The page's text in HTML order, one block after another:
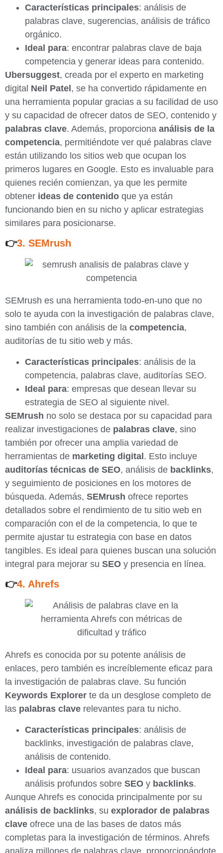
Características principales: análisis de
palabras clave, sugerencias, análisis de tráfico
orgánico.
Ideal para: encontrar palabras clave de baja
competencia y generar ideas para contenido.
Ubersuggest, creada por el experto en marketing
digital Neil Patel , se ha convertido rápidamente en
una herramienta popular gracias a su facilidad de uso
y su capacidad de ofrecer datos de SEO, contenido y
palabras clave. Además, proporciona análisis de la
competencia, permitiéndote ver qué palabras clave
están utilizando los sitios web que ocupan los
primeros lugares en Google. Esto es invaluable para
quienes recién comienzan, ya que les permite
obtener ideas de contenido que ya están
funcionando bien en su nicho y aplicar estrategias
similares para posicionarse.
👉3. SEMrush
SEMrush es una herramienta todo-en-uno que no
solo te ayuda con la investigación de palabras clave,
sino también con análisis de la competencia,
auditorías de tu sitio web y más.
Características principales: análisis de la
competencia, palabras clave, auditorías SEO.
Ideal para: empresas que desean llevar su
estrategia de SEO al siguiente nivel.
SEMrush no solo se destaca por su capacidad para
realizar investigaciones de palabras clave, sino
también por ofrecer una amplia variedad de
herramientas de marketing digital. Esto incluye
auditorías técnicas de SEO, análisis de backlinks,
y seguimiento de posiciones en los motores de
búsqueda. Además, SEMrush ofrece reportes
detallados sobre el rendimiento de tu sitio web en
comparación con el de la competencia, lo que te
permite ajustar tu estrategia con base en datos
tangibles. Es ideal para quienes buscan una solución
integral para mejorar su SEO y presencia en línea.
👉4. Ahrefs
Ahrefs es conocida por su potente análisis de
enlaces, pero también es increíblemente eficaz para
la investigación de palabras clave. Su función
Keywords Explorer te da un desglose completo de
las palabras clave relevantes para tu nicho.
Características principales: análisis de
backlinks, investigación de palabras clave,
análisis de contenido.
Ideal para: usuarios avanzados que buscan
análisis profundos sobre SEO y backlinks.
Aunque Ahrefs es conocida principalmente por su
análisis de backlinks, su explorador de palabras
clave ofrece una de las bases de datos más
completas para la investigación de términos. Ahrefs
analiza millones de palabras clave, proporcionándote